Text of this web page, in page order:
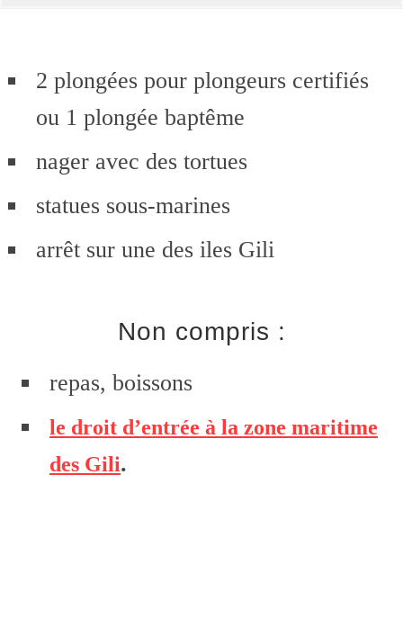
2 plongées pour plongeurs certifiés
ou 1 plongée baptême
nager avec des tortues
statues sous-marines
arrêt sur une des iles Gili
Non compris :
repas, boissons
le droit d’entrée à la zone maritime
des Gili.